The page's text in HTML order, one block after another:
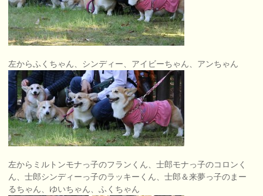
左からふくちゃん、シンディー、アイビーちゃん、アンちゃん
左からミルトンモナっ子のフランくん、士郎モナっ子のコロンく
ん、士郎シンディーっ子のラッキーくん、士郎＆来夢っ子のまー
るちゃん、ゆいちゃん、ふくちゃん